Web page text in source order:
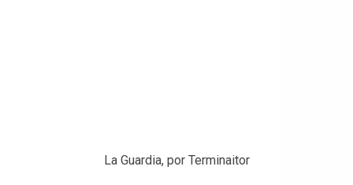
La Guardia, por Terminaitor